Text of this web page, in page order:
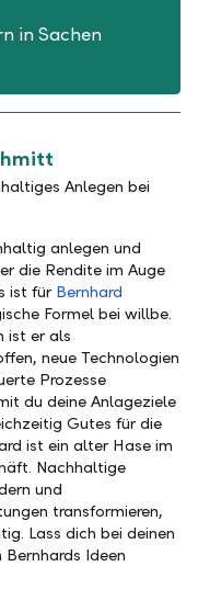
in Sachen
Anlegen bei
anlegen und
die Rendite im Auge
ist für Bernhard
Formel bei willbe.
ist er als
neue Technologien
Prozesse
du deine Anlageziele
Gutes für die
ist ein alter Hase im
Nachhaltige
und
transformieren,
Lass dich bei deinen
Ideen